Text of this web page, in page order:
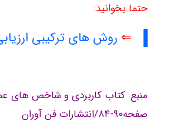
حتما بخوانید:
⇐ روش های ترکیبی
منبع: کتاب کاربردی و شاخص های
صفحه۹۰-۸۴/انتشارات فن آوران